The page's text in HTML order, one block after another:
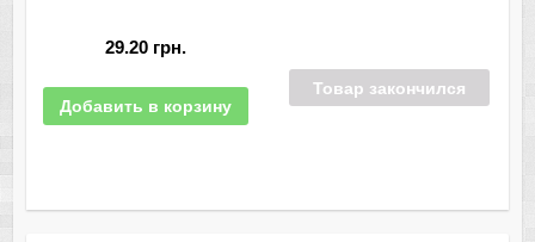
29.20 грн.
Добавить в корзину
Товар закончился